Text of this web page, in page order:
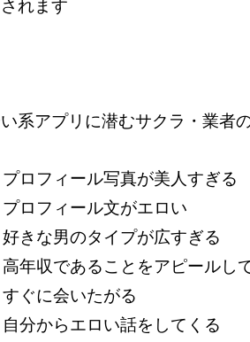
れます
系アプリに潜むサクラ・業者
プロフィール写真が美人すぎる
プロフィール文がエロい
好きな男のタイプが広すぎる
高年収であることをアピールし
すぐに会いたがる
自分からエロい話をしてくる